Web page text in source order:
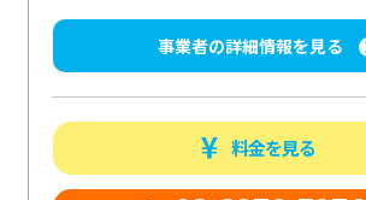
事業者の詳細情報を見る
料金を見る